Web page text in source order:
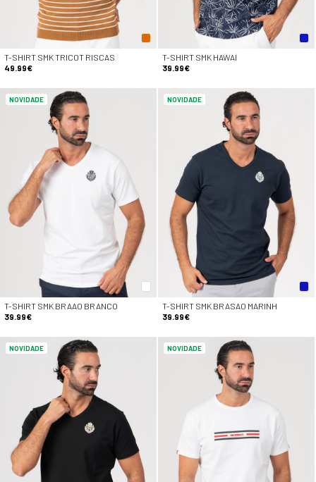
T-SHIRT SMK TRICOT RISCAS
49.99€
T-SHIRT SMK HAWAI
39.99€
NOVIDADE
T-SHIRT SMK BRAAO BRANCO
39.99€
NOVIDADE
T-SHIRT SMK BRASAO MARINH
39.99€
NOVIDADE NOVIDADE